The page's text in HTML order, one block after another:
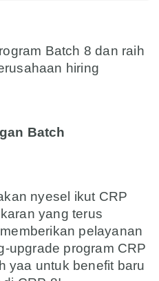
Batch 8 dan raih
hiring
Batch
nyesel ikut CRP
yang terus
pelayanan
upgrade program CRP
yaa untuk benefit baru